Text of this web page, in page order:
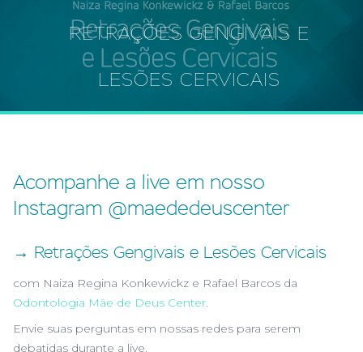
RETRAÇÕES GENGIVAIS E
LESÕES CERVICAIS
Acompanhe a live em nosso
Instagram @maededeuscenter
→ Retrações Gengivais e Lesões Cervicais
com Naiza Regina Konkewickz e Rafael Barcos da
Odontologia Mãe de Deus Center.
Envie suas perguntas em nossas redes para serem
debatidas durante a live.